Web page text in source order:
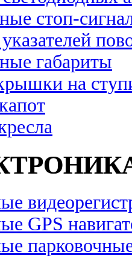
стоп-
габариты
на
GPS